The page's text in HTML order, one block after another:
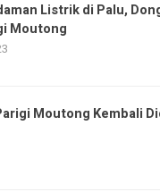
Listrik di Palu,
Moutong
Moutong Kembali